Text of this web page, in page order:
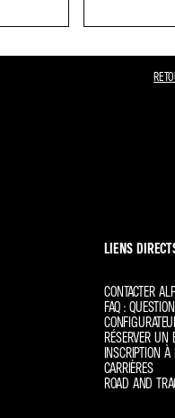
LIENS
CONTACTER
FAQ :
RÉSERVER UN
INSCRIPTION
CARRIÈRES
ROAD AND